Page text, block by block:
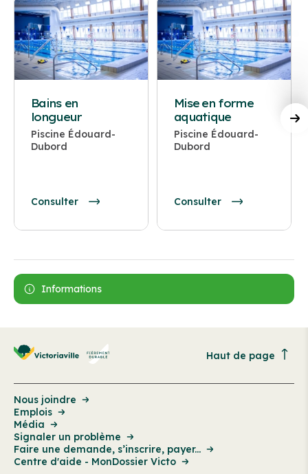
Bains en
longueur
Piscine Édouard-
Dubord
Consulter
Mise en forme
aquatique
Piscine Édouard-
Dubord
Consulter
Informations
Haut de page
Nous joindre
Emplois
Média
Signaler un problème
Faire une demande, s’inscrire, payer...
Centre d'aide - MonDossier Victo